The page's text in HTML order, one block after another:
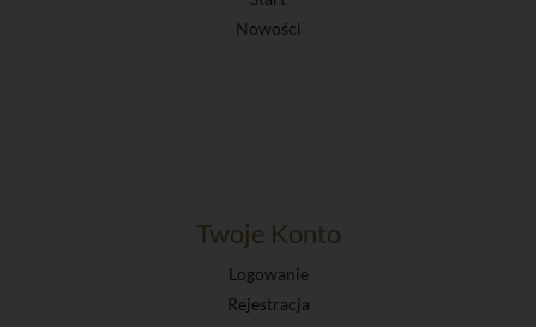
Nowości
Twoje Konto
Logowanie
Rejestracja